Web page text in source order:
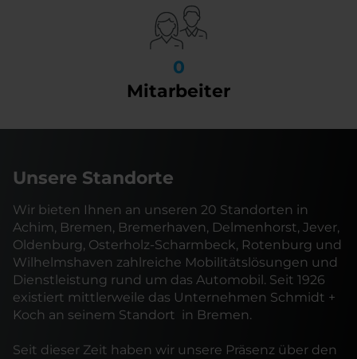
0
Mitarbeiter
Unsere Standorte
Wir bieten Ihnen an unseren 20 Standorten in
Achim, Bremen, Bremerhaven, Delmenhorst, Jever,
Oldenburg, Osterholz-Scharmbeck, Rotenburg und
Wilhelmshaven zahlreiche Mobilitätslösungen und
Dienstleistung rund um das Automobil. Seit 1926
existiert mittlerweile das Unternehmen Schmidt +
Koch an seinem Standort in Bremen.
Seit dieser Zeit haben wir unsere Präsenz über den